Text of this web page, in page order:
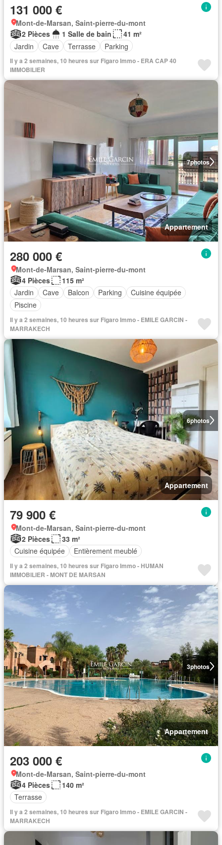
131 000 €
Mont-de-Marsan, Saint-pierre-du-mont
2 Pièces
1 Salle de bain
41 m²
Jardin
Cave Terrasse Parking
Il y a 2 semaines, 10 heures sur Figaro Immo - ERA CAP 40
IMMOBILIER
7photos
Appartement
280 000 €
Mont-de-Marsan, Saint-pierre-du-mont
4 Pièces
115 m²
Jardin
Cave Balcon Parking
Cuisine équipée
Piscine
Il y a 2 semaines, 10 heures sur Figaro Immo - EMILE GARCIN -
MARRAKECH
6photos
Appartement
79 900 €
Mont-de-Marsan, Saint-pierre-du-mont
2 Pièces
33 m²
Cuisine équipée
Entièrement meublé
Il y a 2 semaines, 10 heures sur Figaro Immo - HUMAN
IMMOBILIER - MONT DE MARSAN
3photos
Appartement
203 000 €
Mont-de-Marsan, Saint-pierre-du-mont
4 Pièces
140 m²
Terrasse
Il y a 2 semaines, 10 heures sur Figaro Immo - EMILE GARCIN -
MARRAKECH